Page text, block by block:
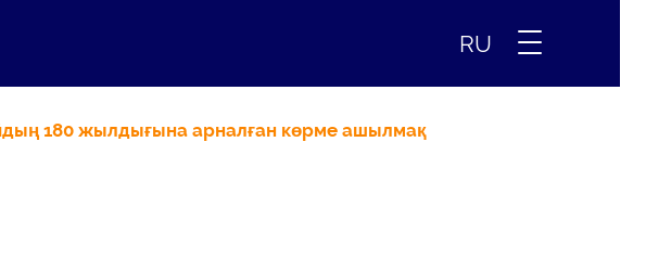
RU
180 жылдығына арналған көрме ашылмақ